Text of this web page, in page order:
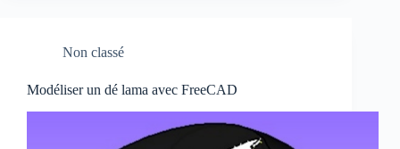
Non classé
Modéliser un dé lama avec FreeCAD